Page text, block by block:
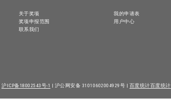
关于奖项
奖项申报范围
联系我们
我的申请表
用户中心
沪ICP备18002543号-1 | 沪公网安备 31010602004929号 | 百度统计百度统计